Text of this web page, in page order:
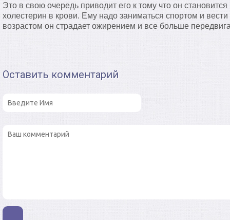
Это в свою очередь приводит его к тому что он
холестерин в крови. Ему надо заниматься спортом и
возрастом он страдает ожирением и все больше
Оставить комментарий